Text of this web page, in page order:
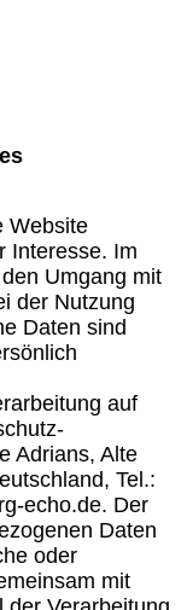
Website
Interesse. Im
Umgang mit
der Nutzung
Daten sind
auf
Adrians, Alte
Tel.:
echo.de. Der
Daten
oder
mit